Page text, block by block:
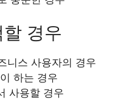
경우
니스 사용자의 경우
하는 경우
사용할 경우